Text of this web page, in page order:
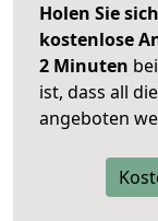
Holen Sie
kostenlose
2 Minuten
ist, dass all
angeboten